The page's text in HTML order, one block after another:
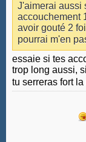
J'aimerai aussi
accouchement
avoir gouté 2
pourrai m'en
essaie si tes
trop long aussi,
tu serreras fort